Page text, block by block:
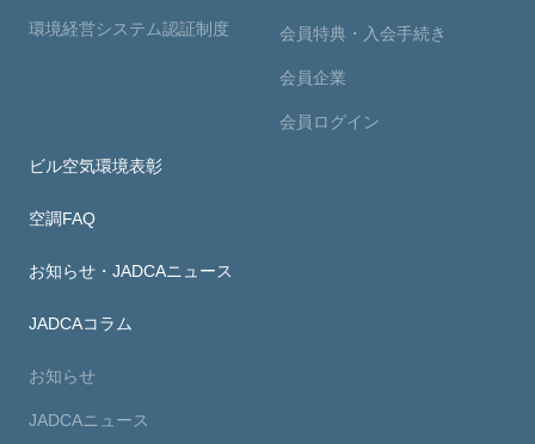
環境経営システム認証制度 会員特典・入会手続き
会員企業
会員ログイン
ビル空気環境表彰
空調FAQ
お知らせ・JADCAニュース
JADCAコラム
お知らせ
JADCAニュース